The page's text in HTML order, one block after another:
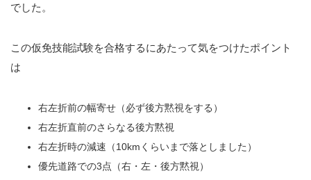
でした。
この仮免技能試験を合格するにあたって気をつけたポイント
は
右左折前の幅寄せ（必ず後方黙視をする）
右左折直前のさらなる後方黙視
右左折時の減速（10kmくらいまで落としました）
優先道路での3点（右・左・後方黙視）